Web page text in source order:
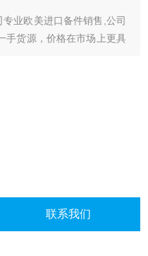
专业欧美进口备件销售,公司
手货源，价格在市场上更具
客户惠的价格。
有直接的业务关系，使我
品
联系我们